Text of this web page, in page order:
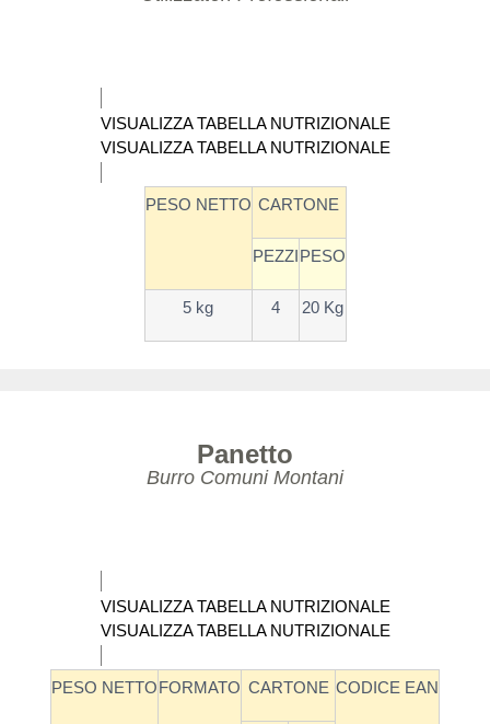
PESO NETTO CARTONE
PEZZIPESO
5 kg 4 20 Kg
VISUALIZZA TABELLA NUTRIZIONALE
VISUALIZZA TABELLA NUTRIZIONALE
Panetto
Burro Comuni Montani
PESO NETTOFORMATO CARTONE CODICE EAN
VISUALIZZA TABELLA NUTRIZIONALE
VISUALIZZA TABELLA NUTRIZIONALE